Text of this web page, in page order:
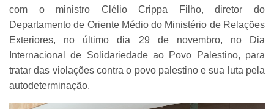
com o ministro Clélio Crippa Filho, diretor do
Departamento de Oriente Médio do Ministério de Relações
Exteriores, no último dia 29 de novembro, no Dia
Internacional de Solidariedade ao Povo Palestino, para
tratar das violações contra o povo palestino e sua luta pela
autodeterminação.